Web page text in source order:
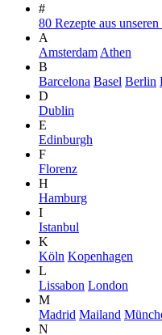
#
80 Rezepte aus
A
Amsterdam Athen
B
Barcelona Basel Berlin
D
Dublin
E
Edinburgh
F
Florenz
H
Hamburg
I
Istanbul
K
Köln Kopenhagen
L
Lissabon London
M
Madrid Mailand
N